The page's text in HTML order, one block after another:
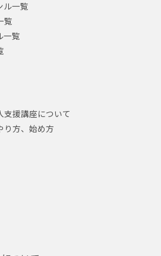
ル一覧
覧
一覧
支援講座について
り方、始め方